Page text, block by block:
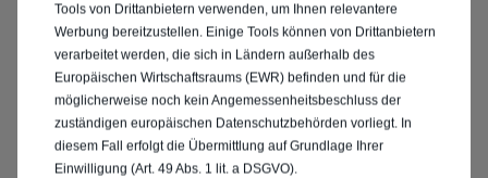
Tools von Drittanbietern verwenden, um Ihnen relevantere
Werbung bereitzustellen. Einige Tools können von Drittanbietern
verarbeitet werden, die sich in Ländern außerhalb des
Europäischen Wirtschaftsraums (EWR) befinden und für die
möglicherweise noch kein Angemessenheitsbeschluss der
zuständigen europäischen Datenschutzbehörden vorliegt. In
diesem Fall erfolgt die Übermittlung auf Grundlage Ihrer
Einwilligung (Art. 49 Abs. 1 lit. a DSGVO).